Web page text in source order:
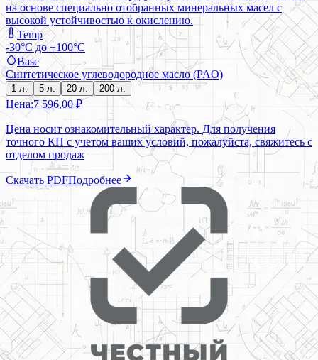
на основе специально отобранных минеральных масел с
высокой устойчивостью к окислению.
Temp
-30°C до +100°C
Base
Синтетическое углеводородное масло (PAO)
1 л. 5 л. 20 л. 200 л.
Цена:7 596,00 ₽
Цена носит ознакомительный характер. Для получения
точного КП с учетом ваших условий, пожалуйста, свяжитесь с
отделом продаж
Скачать PDFПодробнее